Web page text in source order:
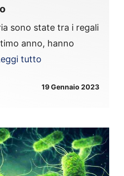
sono state tra i regali
anno, hanno
tutto
19 Gennaio 2023